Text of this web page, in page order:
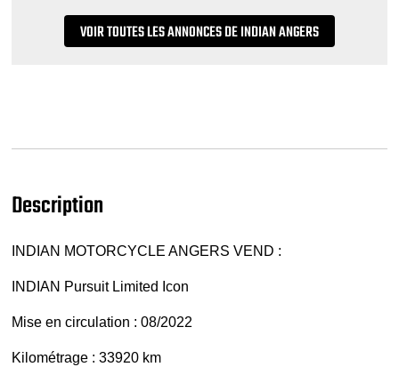
VOIR TOUTES LES ANNONCES DE INDIAN ANGERS
Description
INDIAN MOTORCYCLE ANGERS VEND :
INDIAN Pursuit Limited Icon
Mise en circulation : 08/2022
Kilométrage : 33920 km